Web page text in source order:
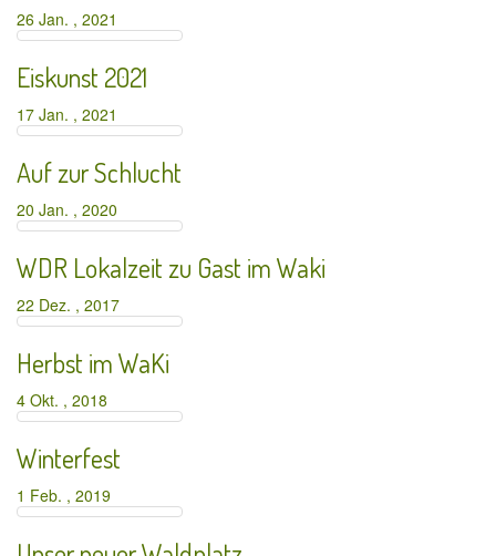
26 Jan. , 2021
Eiskunst 2021
17 Jan. , 2021
Auf zur Schlucht
20 Jan. , 2020
WDR Lokalzeit zu Gast im Waki
22 Dez. , 2017
Herbst im WaKi
4 Okt. , 2018
Winterfest
1 Feb. , 2019